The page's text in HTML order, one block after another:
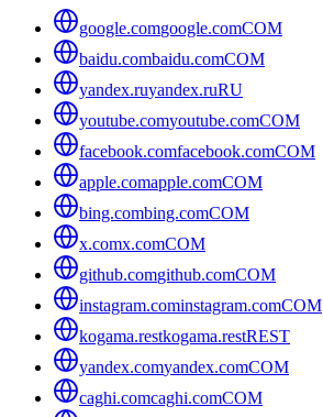
google.comgoogle.comCOM
baidu.combaidu.comCOM
yandex.ruyandex.ruRU
youtube.comyoutube.comCOM
facebook.comfacebook.comCOM
apple.comapple.comCOM
bing.combing.comCOM
x.comx.comCOM
github.comgithub.comCOM
instagram.cominstagram.comCOM
kogama.restkogama.restREST
yandex.comyandex.comCOM
caghi.comcaghi.comCOM